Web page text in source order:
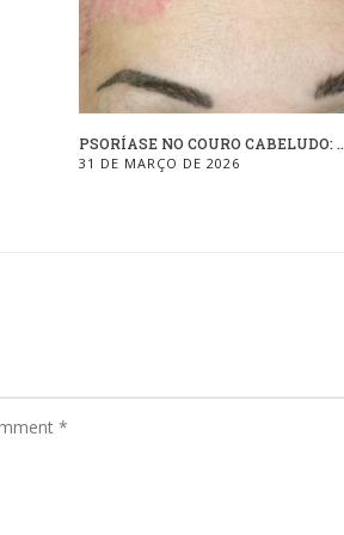
PSORÍASE NO COURO CABELUDO:
31 DE MARÇO DE 2026